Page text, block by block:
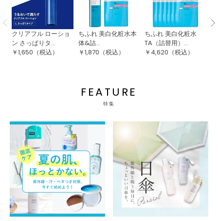
クリアフル ローショ
ン さっぱりタ...
￥1,650 （税込）
ちふれ 美白化粧水本
体&詰...
￥1,870 （税込）
ちふれ 美白化粧水
TA（詰替用）...
￥ 4,620 （税込）
FEATURE
特集